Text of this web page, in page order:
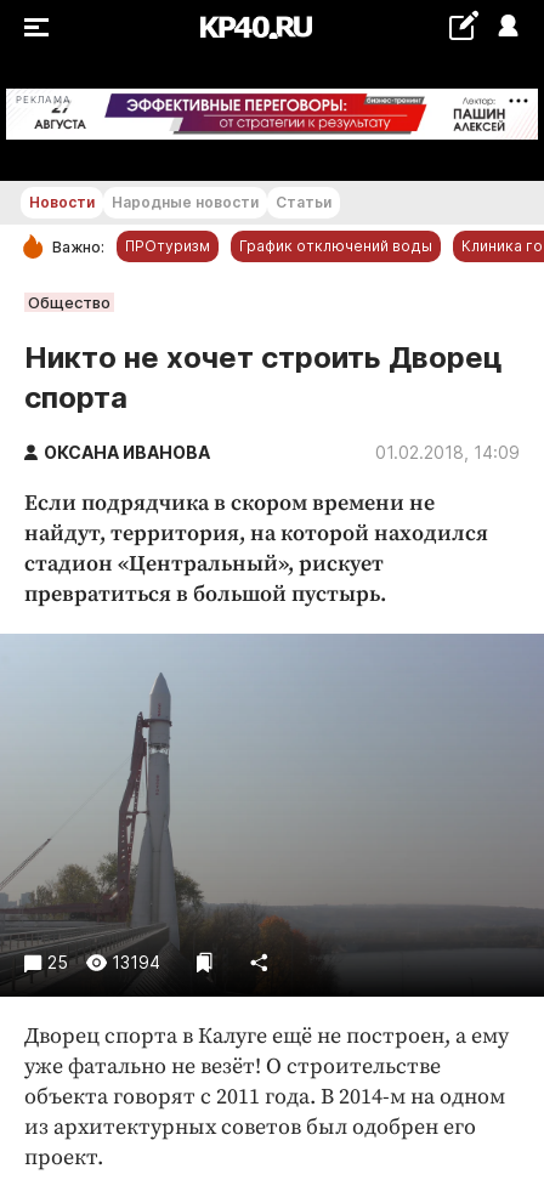
РЕКЛАМА +29...+30 °С
РУБРИКИ
Статьи
Народные новости
Благоустройство
Криминал
Культура
Недвижимость и ЖКХ
Образование
Общество
Погода
Праздники
Происшествия
Спорт
Экономика и бизнес
ПРОЕКТЫ
Медиаперсона
Интересное чтиво
Клиника года
Бренд года
Новости Народные новости Статьи
Важно: ПРОтуризм График отключений воды Клиника
Общество
Никто не хочет строить Дворец
спорта
ОКСАНА ИВАНОВА 01.02.2018, 14:09
Если подрядчика в скором времени не
найдут, территория, на которой находился
стадион «Центральный», рискует
превратиться в большой пустырь.
25 13194
Дворец спорта в Калуге ещё не построен, а ему
уже фатально не везёт! О строительстве
объекта говорят с 2011 года. В 2014-м на одном
из архитектурных советов был одобрен его
проект.